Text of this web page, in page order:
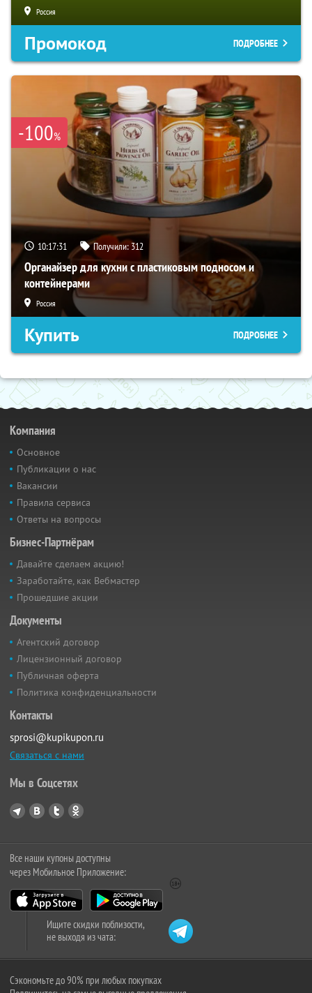
Россия
Промокод ПОДРОБНЕЕ
-100%
10:17:30 Получили: 312
Органайзер для кухни с пластиковым подносом и
контейнерами
Россия
Купить ПОДРОБНЕЕ
Компания
Основное
Публикации о нас
Вакансии
Правила сервиса
Ответы на вопросы
Бизнес-Партнёрам
Давайте сделаем акцию!
Заработайте, как Вебмастер
Прошедшие акции
Документы
Агентский договор
Лицензионный договор
Публичная оферта
Политика конфиденциальности
Контакты
sprosi@kupikupon.ru
Связаться с нами
Мы в Соцсетях
Все наши купоны доступны
через Мобильное Приложение:
Ищите скидки поблизости,
не выходя из чата:
Сэкономьте до 90% при любых покупках